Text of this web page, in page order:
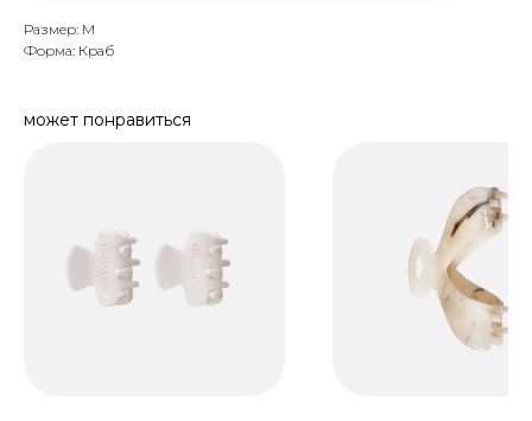
Размер: M
Форма: Краб
может понравиться